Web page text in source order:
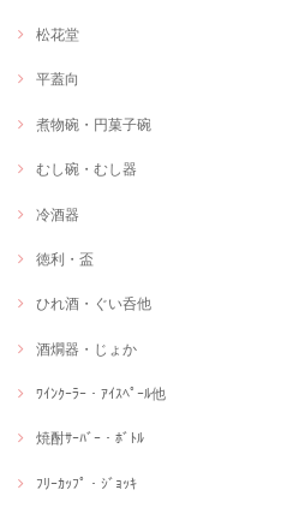
松花堂
平蓋向
煮物碗・円菓子碗
むし碗・むし器
冷酒器
徳利・盃
ひれ酒・ぐい呑他
酒燗器・じょか
ﾜｲﾝｸｰﾗｰ・ｱｲｽﾍﾟｰﾙ他
焼酎ｻｰﾊﾞｰ・ﾎﾞﾄﾙ
ﾌﾘｰｶｯﾌﾟ・ｼﾞｮｯｷ